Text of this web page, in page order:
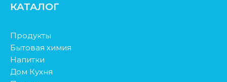
КАТАЛОГ
Продукты
Бытовая химия
Напитки
Дом Кухня